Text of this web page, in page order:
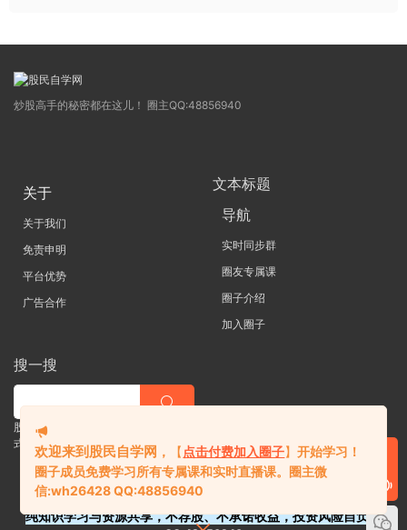
炒股高手的秘密都在这儿！ 圈主QQ:48856940
关于
关于我们
免责申明
平台优势
广告合作
文本标题
导航
实时同步群
圈友专属课
圈子介绍
加入圈子
搜一搜
股票 |直播| 外汇| 期货 |金融理财一站
式学习平台
纯知识学习与资源共享，不荐股、不承诺收益，投资风险自负。
欢迎来到股民自学网 ， 【 点击付费加入圈子】开始学习！
圈子成员免费学习所有专属课和实时直播课。 圈主微
信:wh26428 QQ:48856940